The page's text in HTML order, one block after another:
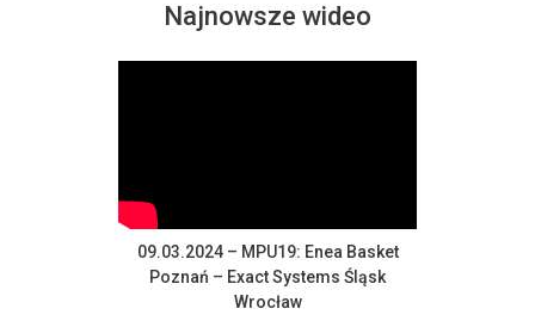
Najnowsze wideo
09.03.2024 – MPU19: Enea Basket
Poznań – Exact Systems Śląsk
Wrocław